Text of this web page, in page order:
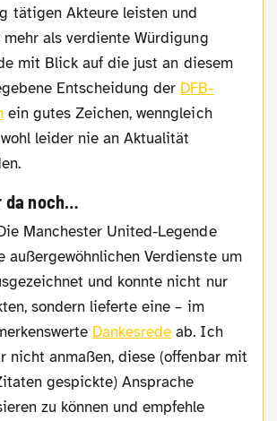
tätigen Akteure leisten und
als verdiente Würdigung
mit Blick auf die just an diesem
Entscheidung der DFB-
ein gutes Zeichen, wenngleich
leider nie an Aktualität
da noch…
außergewöhnlichen Verdienste um
und konnte nicht nur
sondern lieferte eine – im
Dankesrede ab. Ich
nicht anmaßen, diese (offenbar mit
gespickte) Ansprache
zu können und empfehle